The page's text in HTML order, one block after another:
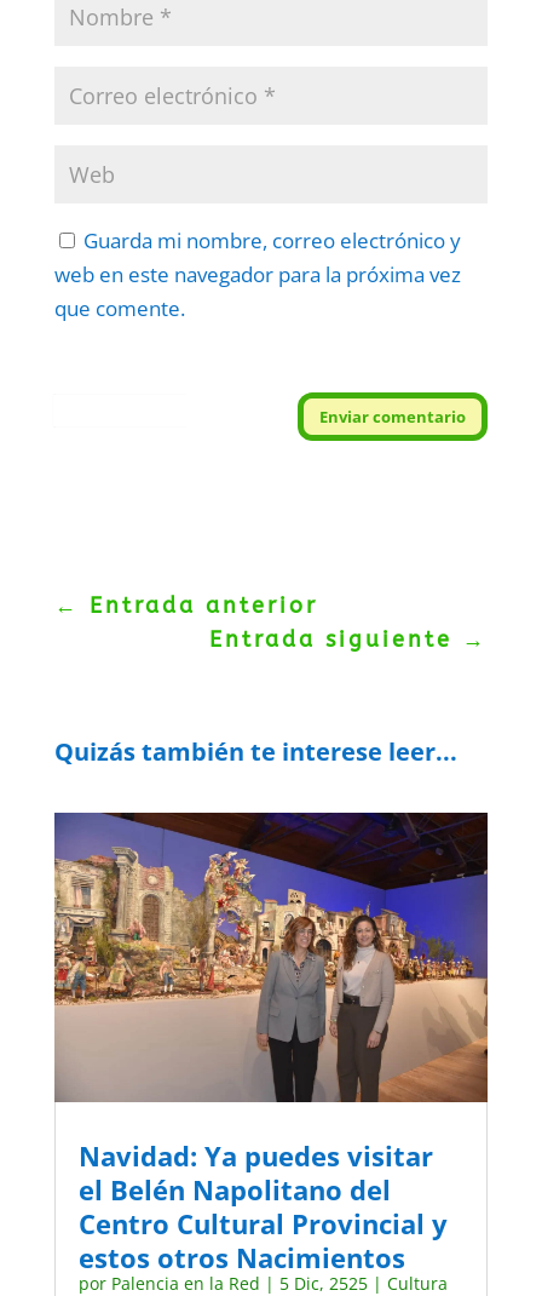
Guarda mi nombre, correo electrónico y
web en este navegador para la próxima vez
que comente.
Enviar comentario
← Entrada anterior
Entrada siguiente
→
Quizás también te interese leer...
Navidad: Ya puedes visitar
el Belén Napolitano del
Centro Cultural Provincial y
estos otros Nacimientos
por Palencia en la Red | 5 Dic, 2525| Cultura